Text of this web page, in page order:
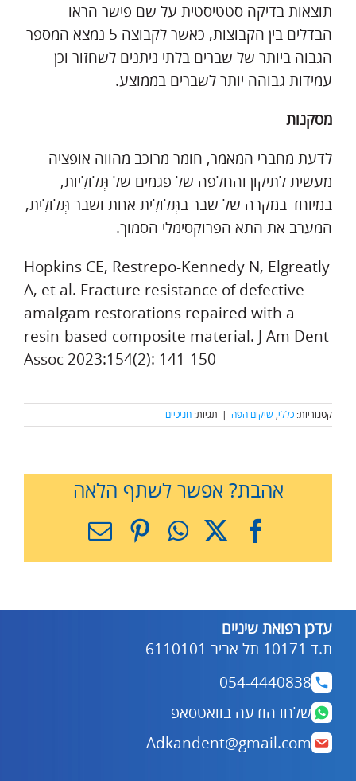
תוצאות בדיקה סטטיסטית על שם פישר הראו
הבדלים בין הקבוצות, כאשר לקבוצה 5 נמצא המספר
הגבוה ביותר של שברים בלתי ניתנים לשחזור וכן
עמידות גבוהה יותר לשברים בממוצע.
מסקנות
לדעת מחברי המאמר, חומר מרוכב מהווה אופציה
מעשית לתיקון והחלפה של פגמים של תְּלוּלִיות,
במיוחד במקרה של שבר בתְּלוּלִית אחת ושבר תְּלוּלִית,
המערב את התא הפרוקסימלי הסמוך.
Hopkins CE, Restrepo-Kennedy N, Elgreatly
A, et al. Fracture resistance of defective
amalgam restorations repaired with a
resin-based composite material. J Am Dent
Assoc 2023:154(2): 141-150
קטגוריות: כללי, שיקום הפה | תגיות: חניכיים
אהבת? אפשר לשתף הלאה
Facebook
X
WhatsApp
Pinterest
כתובת
עדכן רפואת שיניים
ת.ד 10171 תל אביב 6110101
054-4440838
שלחו הודעה בוואטסאפ
Adkandent@gmail.com